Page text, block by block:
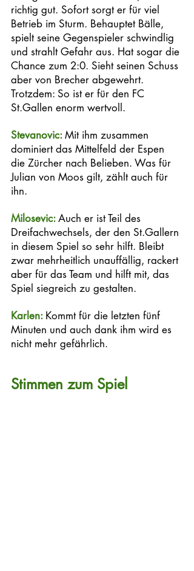
richtig gut. Sofort sorgt er für viel
Betrieb im Sturm. Behauptet Bälle,
spielt seine Gegenspieler schwindlig
und strahlt Gefahr aus. Hat sogar die
Chance zum 2:0. Sieht seinen Schuss
aber von Brecher abgewehrt.
Trotzdem: So ist er für den FC
St.Gallen enorm wertvoll.
Stevanovic: Mit ihm zusammen
dominiert das Mittelfeld der Espen
die Zürcher nach Belieben. Was für
Julian von Moos gilt, zählt auch für
ihn.
Milosevic: Auch er ist Teil des
Dreifachwechsels, der den St.Gallern
in diesem Spiel so sehr hilft. Bleibt
zwar mehrheitlich unauffällig, rackert
aber für das Team und hilft mit, das
Spiel siegreich zu gestalten.
Karlen: Kommt für die letzten fünf
Minuten und auch dank ihm wird es
nicht mehr gefährlich.
Stimmen zum Spiel